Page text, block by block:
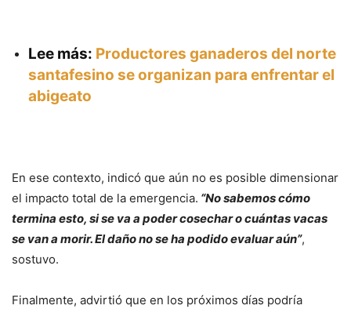
Lee más: Productores ganaderos del norte
santafesino se organizan para enfrentar el
abigeato
En ese contexto, indicó que aún no es posible dimensionar
el impacto total de la emergencia. “No sabemos cómo
termina esto, si se va a poder cosechar o cuántas vacas
se van a morir. El daño no se ha podido evaluar aún”,
sostuvo.
Finalmente, advirtió que en los próximos días podría